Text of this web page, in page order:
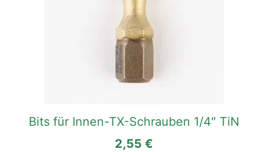
Bits für Innen-TX-Schrauben 1/4″ TiN
2,55 €
werden